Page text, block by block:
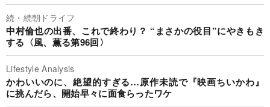
続・続朝ドライフ
中村倫也の出番、これで終わり？ “まさかの役目”にやきもき
する〈風、薫る第96回〉
Lifestyle Analysis
かわいいのに、絶望的すぎる…原作未読で『映画ちいかわ』
に挑んだら、開始早々に面食らったワケ